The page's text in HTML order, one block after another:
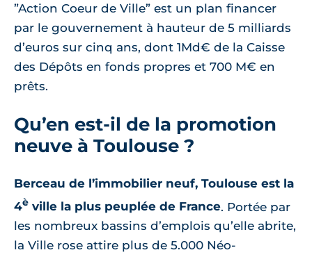
”Action Coeur de Ville” est un plan financer
par le gouvernement à hauteur de 5 milliards
d’euros sur cinq ans, dont 1Md€ de la Caisse
des Dépôts en fonds propres et 700 M€ en
prêts.
Qu’en est-il de la promotion
neuve à Toulouse ?
Berceau de l’immobilier neuf, Toulouse est la
4è ville la plus peuplée de France. Portée par
les nombreux bassins d’emplois qu’elle abrite,
la Ville rose attire plus de 5.000 Néo-